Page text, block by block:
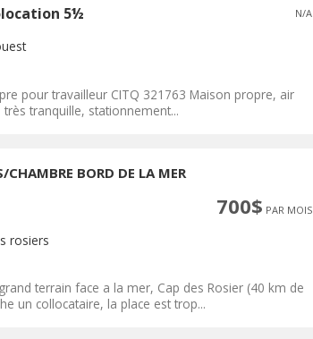
5½ N/A
pour travailleur CITQ 321763 Maison propre, air
tranquille, stationnement...
BORD DE LA MER
700$ PAR MOIS
rosiers
terrain face a la mer, Cap des Rosier (40 km de
un collocataire, la place est trop...